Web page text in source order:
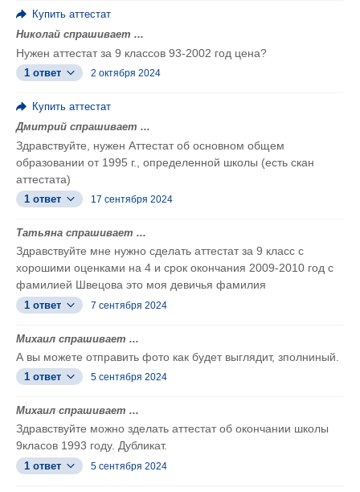
Купить аттестат
Николай спрашивает ...
Нужен аттестат за 9 классов 93-2002 год цена?
1 ответ 2 октября 2024
Купить аттестат
Дмитрий спрашивает ...
Здравствуйте, нужен Аттестат об основном общем
образовании от 1995 г., определенной школы (есть скан
аттестата)
1 ответ 17 сентября 2024
Татьяна спрашивает ...
Здравствуйте мне нужно сделать аттестат за 9 класс с
хорошими оценками на 4 и срок окончания 2009-2010 год с
фамилией Швецова это моя девичья фамилия
1 ответ 7 сентября 2024
Михаил спрашивает ...
А вы можете отправить фото как будет выглядит, зполниный.
1 ответ 5 сентября 2024
Михаил спрашивает ...
Здравствуйте можно зделать аттестат об окончании школы
9класов 1993 году. Дубликат.
1 ответ 5 сентября 2024